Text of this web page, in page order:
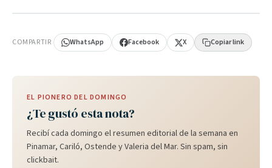
COMPARTIR WhatsApp Facebook X Copiar link
EL PIONERO DEL DOMINGO
¿Te gustó esta nota?
Recibí cada domingo el resumen editorial de la semana en
Pinamar, Cariló, Ostende y Valeria del Mar. Sin spam, sin
clickbait.